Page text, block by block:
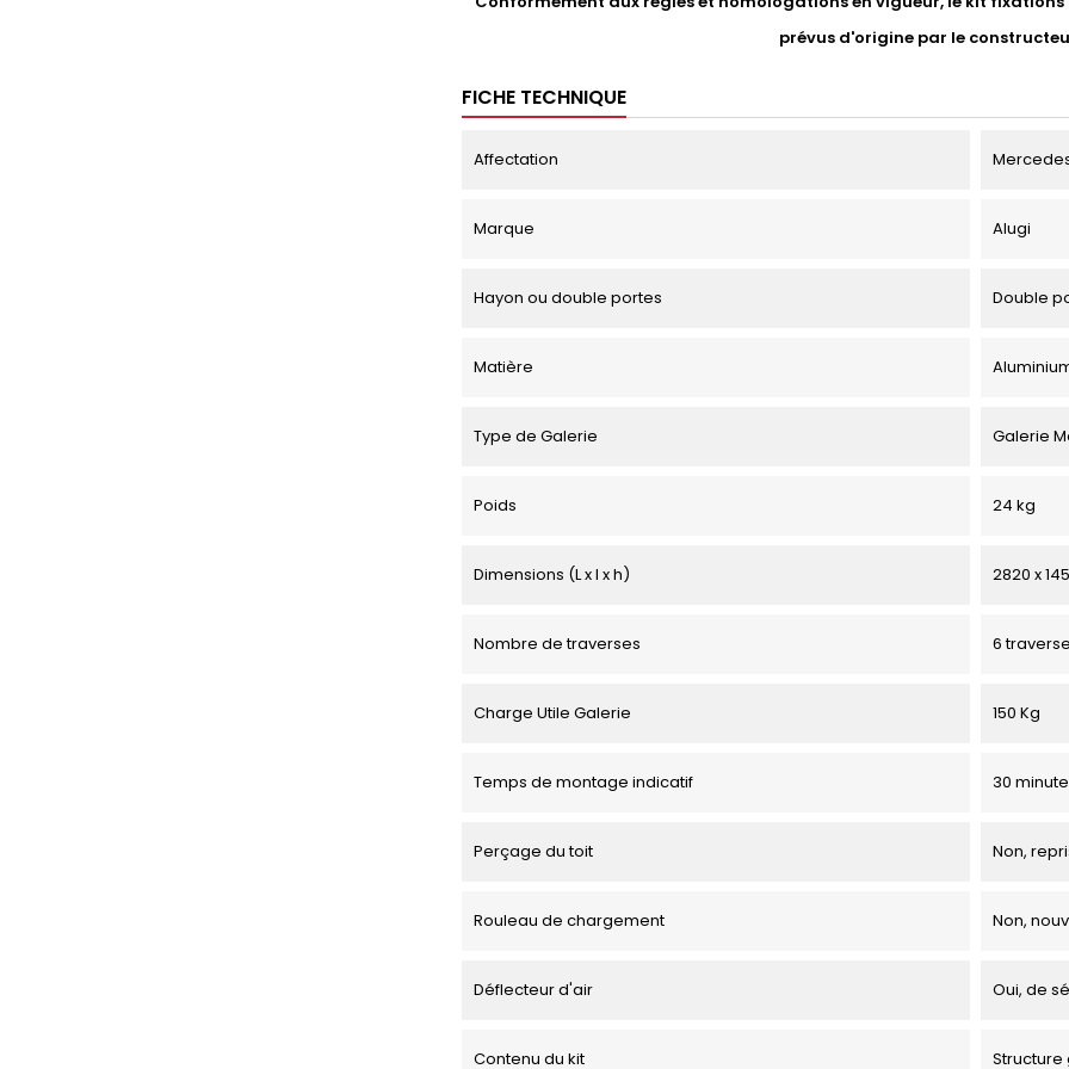
prévus d'origine par le
FICHE TECHNIQUE
Affectation
Marque Alugi
Hayon ou double portes Double
Matière
Type de Galerie Galerie
Poids 24 kg
Dimensions (L x l x h) 2820 x
Nombre de traverses 6
Charge Utile Galerie 150 Kg
Temps de montage indicatif 30
Perçage du toit Non,
Rouleau de chargement Non,
Déflecteur d'air Oui, de
Contenu du kit